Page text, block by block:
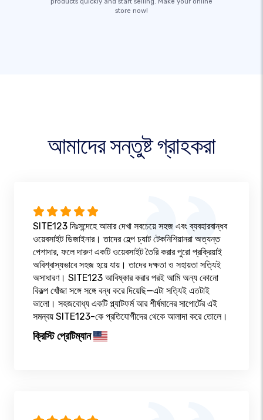
store now!
আমাদের সন্তুষ্ট গ্রাহকরা
SITE123 নিঃসন্দেহে আমার দেখা সবচেয়ে সহজ এবং ব্যবহারবান্ধব
ওয়েবসাইট ডিজাইনার। তাদের হেল্প চ্যাট টেকনিশিয়ানরা অত্যন্ত
পেশাদার, ফলে দারুণ একটি ওয়েবসাইট তৈরি করার পুরো প্রক্রিয়াই
অবিশ্বাস্যভাবে সহজ হয়ে যায়। তাদের দক্ষতা ও সহায়তা সত্যিই
অসাধারণ। SITE123 আবিষ্কার করার পরই আমি অন্য কোনো
বিকল্প খোঁজা সঙ্গে সঙ্গে বন্ধ করে দিয়েছি—এটা সত্যিই এতটাই
ভালো। সহজবোধ্য একটি প্ল্যাটফর্ম আর শীর্ষমানের সাপোর্টের এই
সমন্বয় SITE123-কে প্রতিযোগীদের থেকে আলাদা করে তোলে।
ক্রিস্টি প্রেটিম্যান